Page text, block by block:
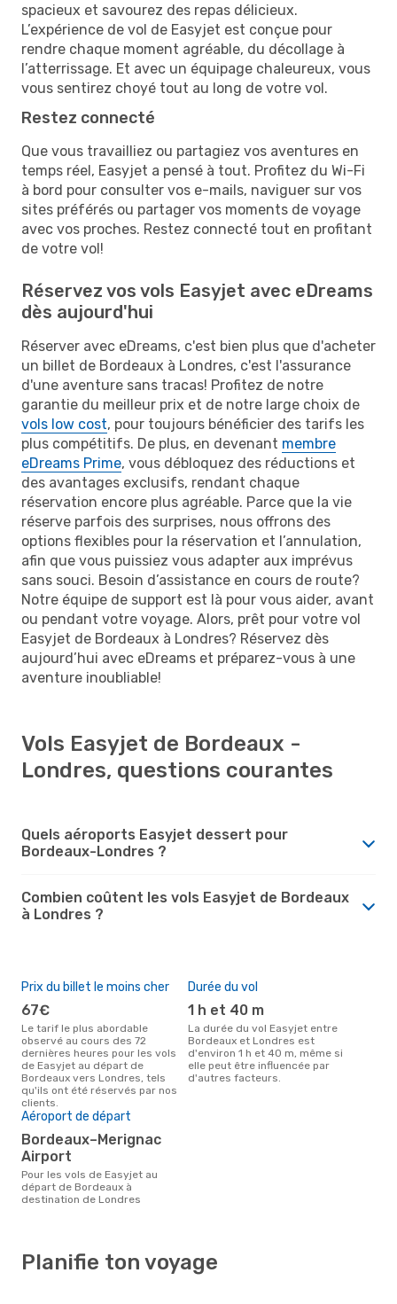
spacieux et savourez des repas délicieux.
L’expérience de vol de Easyjet est conçue pour
rendre chaque moment agréable, du décollage à
l’atterrissage. Et avec un équipage chaleureux, vous
vous sentirez choyé tout au long de votre vol.
Restez connecté
Que vous travailliez ou partagiez vos aventures en
temps réel, Easyjet a pensé à tout. Profitez du Wi-Fi
à bord pour consulter vos e-mails, naviguer sur vos
sites préférés ou partager vos moments de voyage
avec vos proches. Restez connecté tout en profitant
de votre vol!
Réservez vos vols Easyjet avec eDreams
dès aujourd'hui
Réserver avec eDreams, c'est bien plus que d'acheter
un billet de Bordeaux à Londres, c'est l'assurance
d'une aventure sans tracas! Profitez de notre
garantie du meilleur prix et de notre large choix de
vols low cost, pour toujours bénéficier des tarifs les
plus compétitifs. De plus, en devenant membre
eDreams Prime, vous débloquez des réductions et
des avantages exclusifs, rendant chaque
réservation encore plus agréable. Parce que la vie
réserve parfois des surprises, nous offrons des
options flexibles pour la réservation et l’annulation,
afin que vous puissiez vous adapter aux imprévus
sans souci. Besoin d’assistance en cours de route?
Notre équipe de support est là pour vous aider, avant
ou pendant votre voyage. Alors, prêt pour votre vol
Easyjet de Bordeaux à Londres? Réservez dès
aujourd’hui avec eDreams et préparez-vous à une
aventure inoubliable!
Vols Easyjet de Bordeaux -
Londres, questions courantes
Quels aéroports Easyjet dessert pour
Bordeaux-Londres ?
Combien coûtent les vols Easyjet de Bordeaux
à Londres ?
Prix du billet le moins cher
67€
Le tarif le plus abordable
observé au cours des 72
dernières heures pour les vols
de Easyjet au départ de
Bordeaux vers Londres, tels
qu'ils ont été réservés par nos
clients.
Durée du vol
1 h et 40 m
La durée du vol Easyjet entre
Bordeaux et Londres est
d'environ 1 h et 40 m, même si
elle peut être influencée par
d'autres facteurs.
Aéroport de départ
Bordeaux–Merignac
Airport
Pour les vols de Easyjet au
départ de Bordeaux à
destination de Londres
Planifie ton voyage